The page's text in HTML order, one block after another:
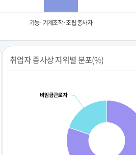
기능·기계조작·조립 종사자
취업자 종사상 지위별 분포(%)
비임금근로자